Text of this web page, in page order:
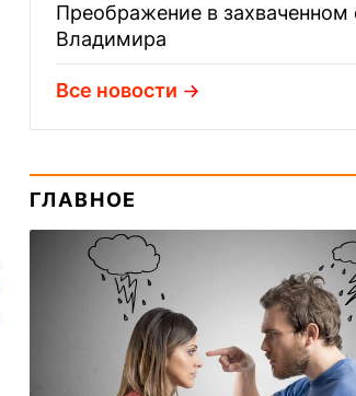
Преображение в захваченном
Владимира
Все новости
ГЛАВНОЕ